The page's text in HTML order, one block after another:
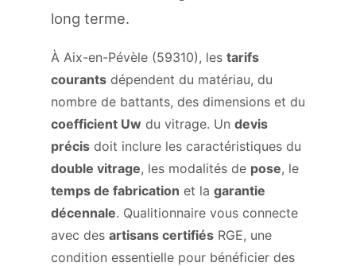
long terme.
À Aix-en-Pévèle (59310), les tarifs
courants dépendent du matériau, du
nombre de battants, des dimensions et du
coefficient Uw du vitrage. Un devis
précis doit inclure les caractéristiques du
double vitrage, les modalités de pose, le
temps de fabrication et la garantie
décennale. Qualitionnaire vous connecte
avec des artisans certifiés RGE, une
condition essentielle pour bénéficier des